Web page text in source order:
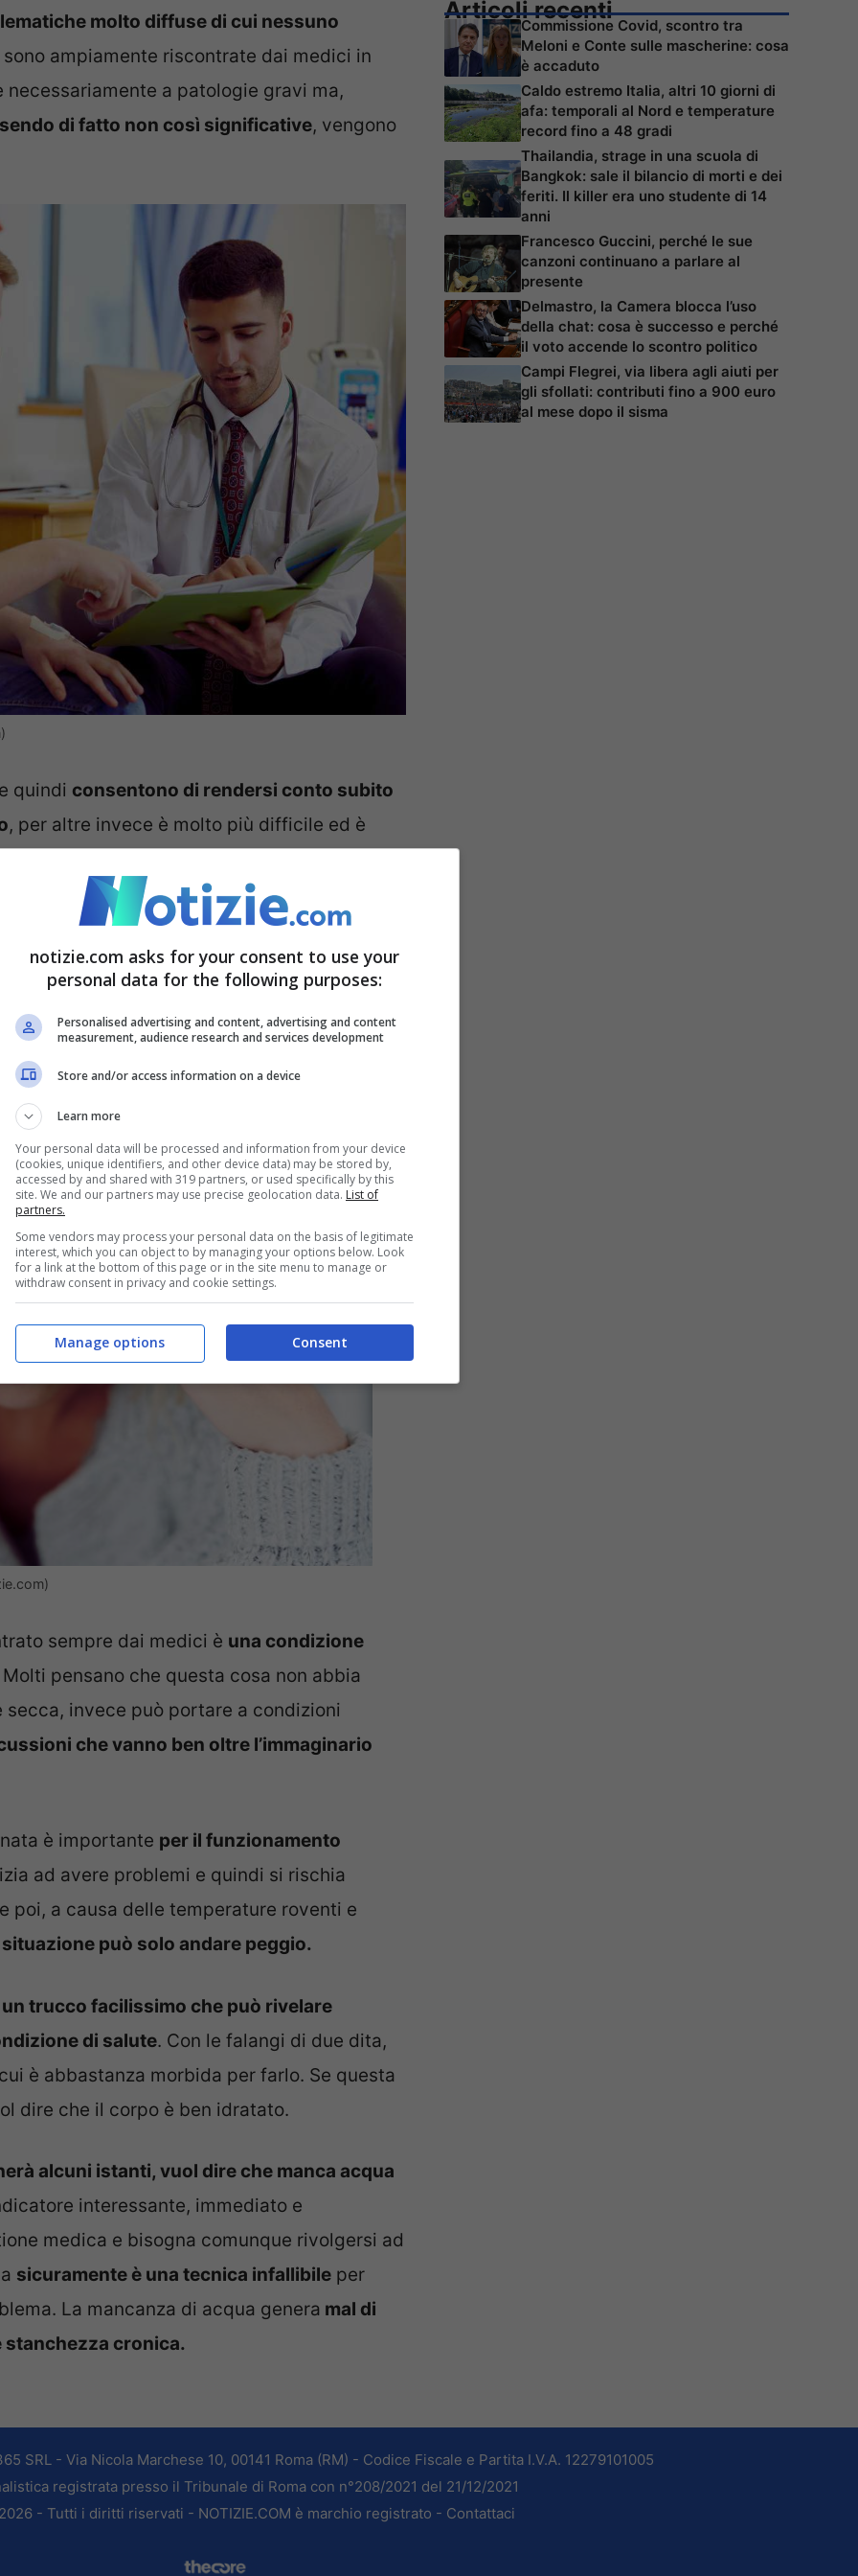
molto diffuse di cui nessuno
ampiamente riscontrate dai medici in
a patologie gravi ma,
di fatto non così significative, vengono
quindi consentono di rendersi conto subito
, per altre invece è molto più difficile ed è
possono esserci conseguenze non
mai: salute in
quelle malattie o situazioni gravi
e dell’organismo nel complesso, quindi
molto importanti successivamente.
sempre dai medici è una condizione
Molti pensano che questa cosa non abbia
secca, invece può portare a condizioni
che vanno ben oltre l’immaginario
è importante per il funzionamento
ad avere problemi e quindi si rischia
poi, a causa delle temperature roventi e
situazione può solo andare peggio.
un trucco facilissimo che può rivelare
di salute. Con le falangi di due dita,
è abbastanza morbida per farlo. Se questa
dire che il corpo è ben idratato.
alcuni istanti, vuol dire che manca acqua
interessante, immediato e
medica e bisogna comunque rivolgersi ad
sicuramente è una tecnica infallibile per
La mancanza di acqua genera mal di
cronica.
Articoli recenti
Commissione Covid, scontro tra
Meloni e Conte sulle mascherine: cosa
è accaduto
Caldo estremo Italia, altri 10 giorni di
afa: temporali al Nord e temperature
record fino a 48 gradi
Thailandia, strage in una scuola di
Bangkok: sale il bilancio di morti e dei
feriti. Il killer era uno studente di 14
anni
Francesco Guccini, perché le sue
canzoni continuano a parlare al
presente
Delmastro, la Camera blocca l’uso
della chat: cosa è successo e perché
il voto accende lo scontro politico
Campi Flegrei, via libera agli aiuti per
gli sfollati: contributi fino a 900 euro
al mese dopo il sisma
SRL - Via Nicola Marchese 10, 00141 Roma (RM) - Codice Fiscale e Partita I.V.A. 12279101005
registrata presso il Tribunale di Roma con n°208/2021 del 21/12/2021
- Tutti i diritti riservati - NOTIZIE.COM è marchio registrato - Contattaci
notizie.com asks for your consent to use your
personal data for the following purposes:
Personalised advertising and content, advertising and content
measurement, audience research and services development
Store and/or access information on a device
Learn more
Your personal data will be processed and information from your device
(cookies, unique identifiers, and other device data) may be stored by,
accessed by and shared with 319 partners, or used specifically by this
site. We and our partners may use precise geolocation data. List of
partners.
Some vendors may process your personal data on the basis of legitimate
interest, which you can object to by managing your options below. Look
for a link at the bottom of this page or in the site menu to manage or
withdraw consent in privacy and cookie settings.
Consent
Manage options